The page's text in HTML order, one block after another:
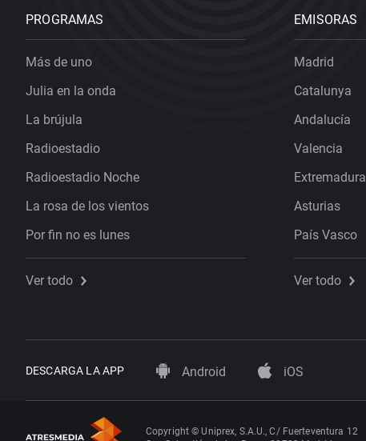
PROGRAMAS
Más de uno
Julia en la onda
La brújula
Radioestadio
Radioestadio Noche
La rosa de los vientos
Por fin no es lunes
Ver todo
EMISORAS
Madrid
Catalunya
Andalucía
Valencia
Extremadura
Asturias
País Vasco
Ver todo
DESCARGA LA APP Android iOS
Copyright © Uniprex, S.A.U., C/ Fuerteventura 12